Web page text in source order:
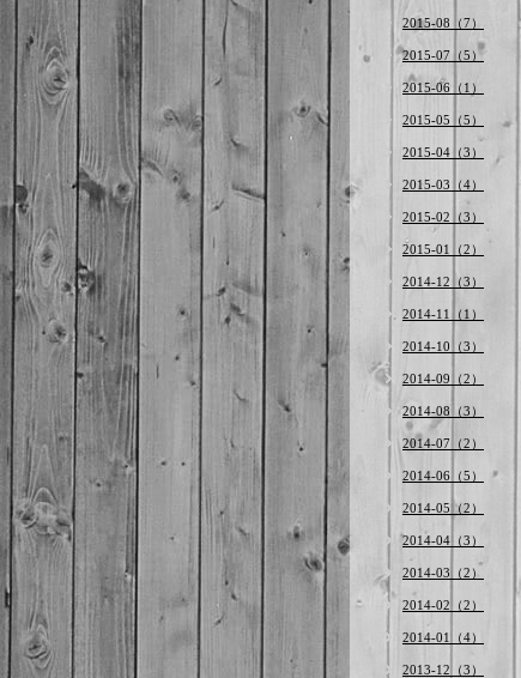
2015-08（7）
2015-07（5）
2015-06（1）
2015-05（5）
2015-04（3）
2015-03（4）
2015-02（3）
2015-01（2）
2014-12（3）
2014-11（1）
2014-10（3）
2014-09（2）
2014-08（3）
2014-07（2）
2014-06（5）
2014-05（2）
2014-04（3）
2014-03（2）
2014-02（2）
2014-01（4）
2013-12（3）